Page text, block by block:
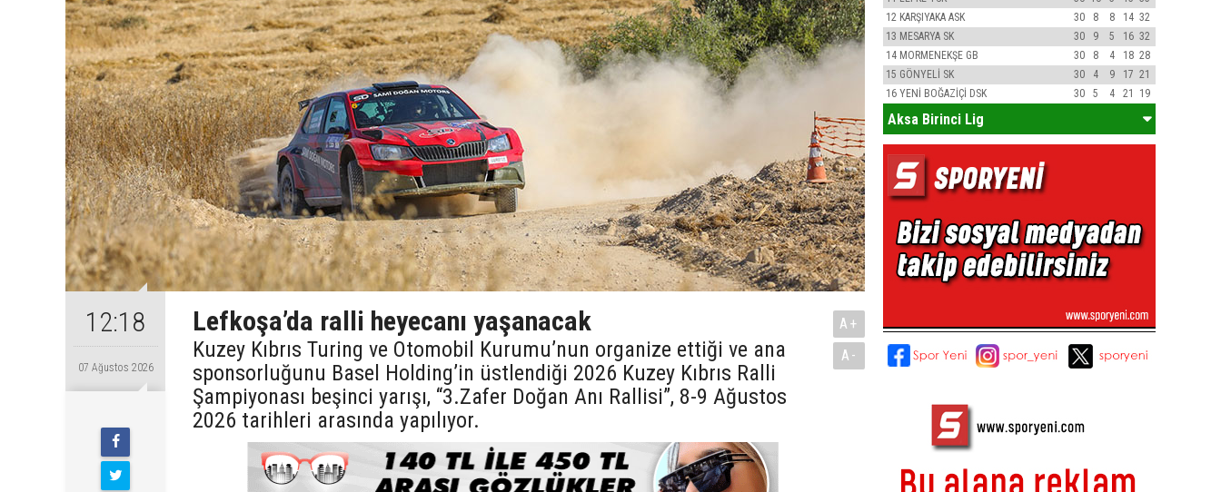
12:18
07 Ağustos 2026
Lefkoşa’da ralli heyecanı yaşanacak
Kuzey Kıbrıs Turing ve Otomobil Kurumu’nun organize ettiği ve ana
sponsorluğunu Basel Holding’in üstlendiği 2026 Kuzey Kıbrıs Ralli
Şampiyonası beşinci yarışı, “3.Zafer Doğan Anı Rallisi”, 8-9 Ağustos
2026 tarihleri arasında yapılıyor.
A+
A-
12 KARŞIYAKA ASK 30 8 8 14 32
13 MESARYA SK 30 9 5 16 32
14 MORMENEKŞE GB 30 8 4 18 28
15 GÖNYELİ SK 30 4 9 17 21
16 YENİ BOĞAZİÇİ DSK 30 5 4 21 19
Aksa Birinci Lig